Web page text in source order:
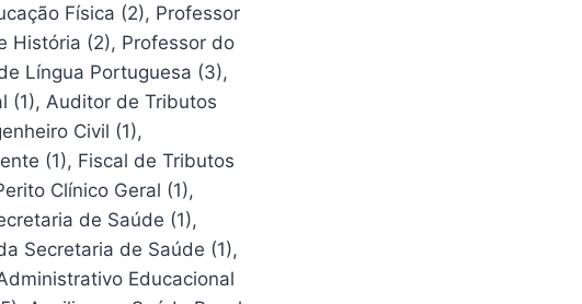
Física (2), Professor
História (2), Professor do
Língua Portuguesa (3),
(1), Auditor de Tributos
Civil (1),
(1), Fiscal de Tributos
Clínico Geral (1),
de Saúde (1),
Secretaria de Saúde (1),
Educacional